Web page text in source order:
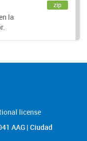
la
zip
license
AAG | Ciudad